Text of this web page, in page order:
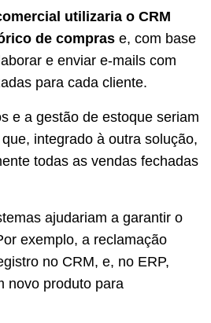
utilizaria o CRM
de compras e, com base
e enviar e-mails com
para cada cliente.
e a gestão de estoque seriam
que, integrado à outra solução,
todas as vendas fechadas
ajudariam a garantir o
exemplo, a reclamação
no CRM, e, no ERP,
novo produto para